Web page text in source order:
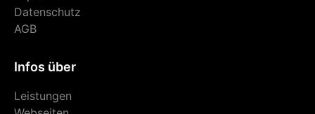
Datenschutz
AGB
Infos über
Leistungen